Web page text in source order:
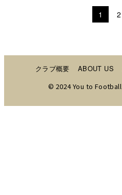
1 2
クラブ概要 ABOUT US
© 2024 You to